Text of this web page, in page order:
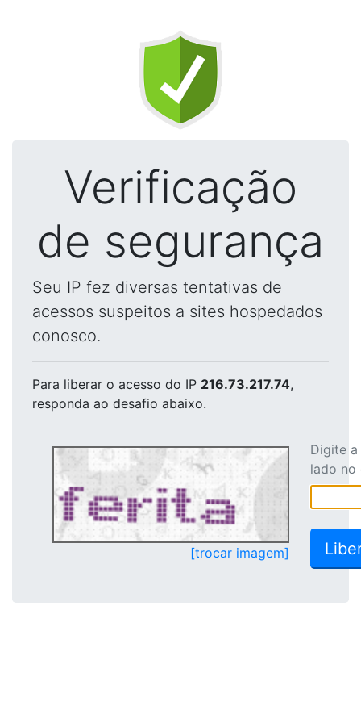
Verificação
de segurança
Seu IP fez diversas tentativas de
acessos suspeitos a sites hospedados
conosco.
Para liberar o acesso do IP 216.73.217.74,
responda ao desafio abaixo.
[trocar imagem]
Digite
lado no